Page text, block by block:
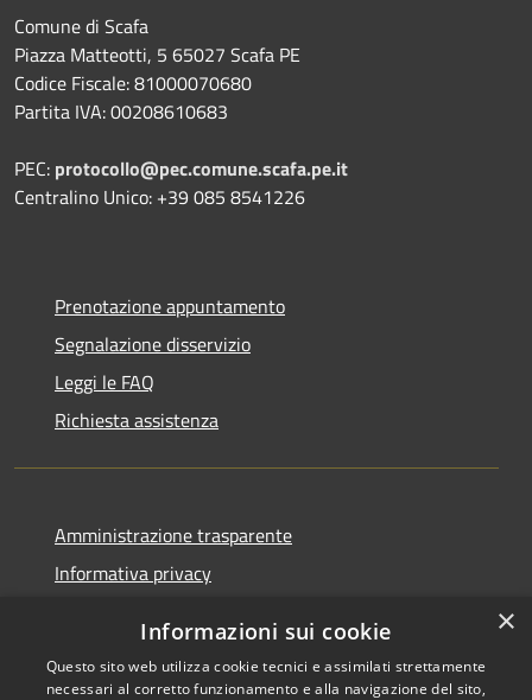
Comune di Scafa
Piazza Matteotti, 5 65027 Scafa PE
Codice Fiscale: 81000070680
Partita IVA: 00208610683
PEC: protocollo@pec.comune.scafa.pe.it
Centralino Unico: +39 085 8541226
Prenotazione appuntamento
Segnalazione disservizio
Leggi le FAQ
Richiesta assistenza
Amministrazione trasparente
Informativa privacy
Dichiarazione di accessibilità
×
Informazioni sui cookie
Questo sito web utilizza cookie tecnici e assimilati strettamente
necessari al corretto funzionamento e alla navigazione del sito,